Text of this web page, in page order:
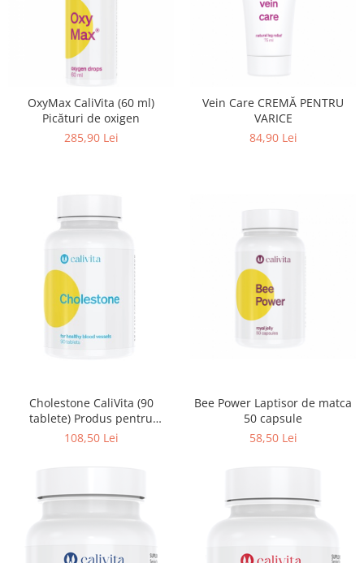
OxyMax CaliVita (60 ml)
Picături de oxigen
285,90 Lei
Vein Care CREMĂ PENTRU
VARICE
84,90 Lei
Cholestone CaliVita (90
tablete) Produs pentru
reducerea colesteroluli
108,50 Lei
Bee Power Laptisor de matca
50 capsule
58,50 Lei